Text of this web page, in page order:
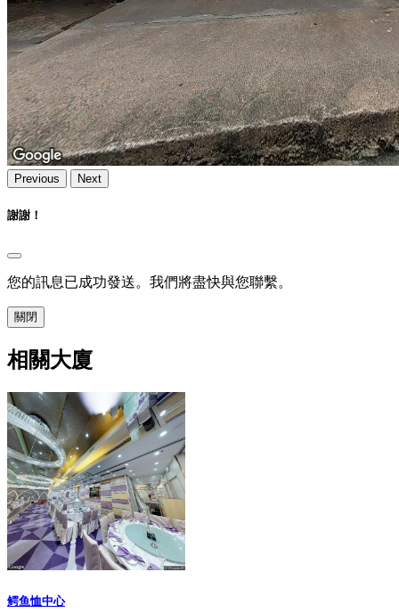
Previous Next
謝謝！
您的訊息已成功發送。我們將盡快與您聯繫。
關閉
相關大廈
鳄鱼恤中心